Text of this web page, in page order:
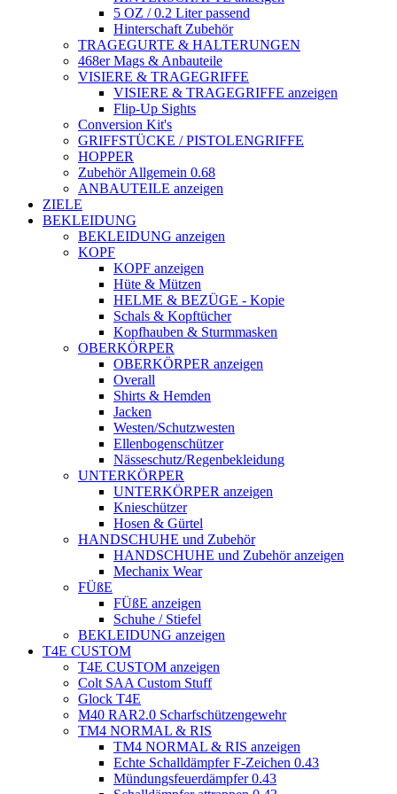
5 OZ / 0.2 Liter passend
Hinterschaft Zubehör
TRAGEGURTE & HALTERUNGEN
468er Mags & Anbauteile
VISIERE & TRAGEGRIFFE
VISIERE & TRAGEGRIFFE anzeigen
Flip-Up Sights
Conversion Kit's
GRIFFSTÜCKE / PISTOLENGRIFFE
HOPPER
Zubehör Allgemein 0.68
ANBAUTEILE anzeigen
ZIELE
BEKLEIDUNG
BEKLEIDUNG anzeigen
KOPF
KOPF anzeigen
Hüte & Mützen
HELME & BEZÜGE - Kopie
Schals & Kopftücher
Kopfhauben & Sturmmasken
OBERKÖRPER
OBERKÖRPER anzeigen
Overall
Shirts & Hemden
Jacken
Westen/Schutzwesten
Ellenbogenschützer
Nässeschutz/Regenbekleidung
UNTERKÖRPER
UNTERKÖRPER anzeigen
Knieschützer
Hosen & Gürtel
HANDSCHUHE und Zubehör
HANDSCHUHE und Zubehör anzeigen
Mechanix Wear
FÜßE
FÜßE anzeigen
Schuhe / Stiefel
BEKLEIDUNG anzeigen
T4E CUSTOM
T4E CUSTOM anzeigen
Colt SAA Custom Stuff
Glock T4E
M40 RAR2.0 Scharfschützengewehr
TM4 NORMAL & RIS
TM4 NORMAL & RIS anzeigen
Echte Schalldämpfer F-Zeichen 0.43
Mündungsfeuerdämpfer 0.43